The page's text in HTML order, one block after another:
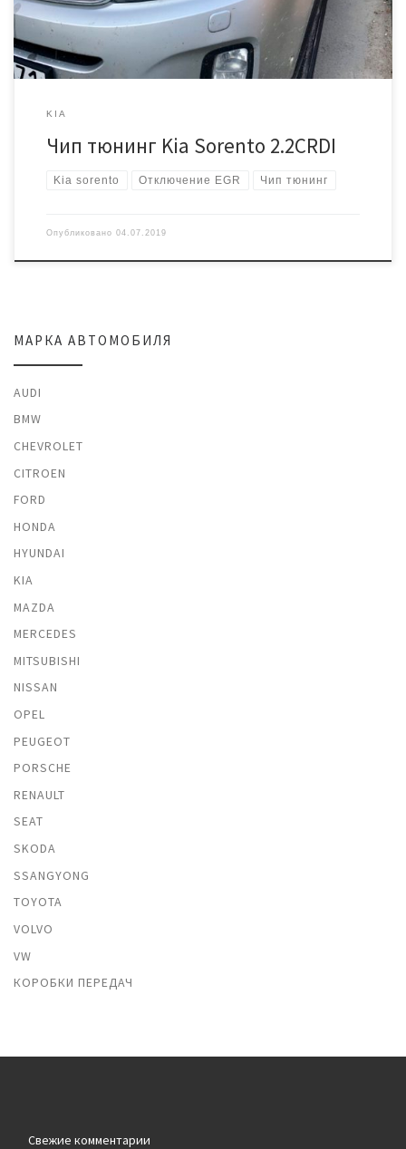
управления двигателем у нас есть необходимое […]
KIA
Чип тюнинг Kia Sorento 2.2CRDI
Kia sorento Отключение EGR Чип тюнинг
Опубликовано 04.07.2019
МАРКА АВТОМОБИЛЯ
AUDI
BMW
CHEVROLET
CITROEN
FORD
HONDA
HYUNDAI
KIA
MAZDA
MERCEDES
MITSUBISHI
NISSAN
OPEL
PEUGEOT
PORSCHE
RENAULT
SEAT
SKODA
SSANGYONG
TOYOTA
VOLVO
VW
КОРОБКИ ПЕРЕДАЧ
Свежие комментарии